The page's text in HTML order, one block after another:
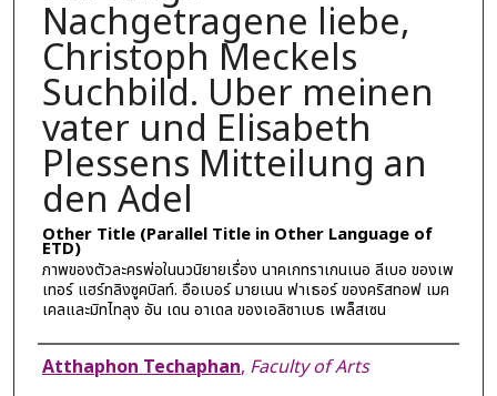
Nachgetragene liebe,
Christoph Meckels
Suchbild. Uber meinen
vater und Elisabeth
Plessens Mitteilung an
den Adel
Other Title (Parallel Title in Other Language of
ETD)
ภาพของตัวละครพ่อในนวนิยายเรื่อง นาคเกทราเกนเนอ ลีเบอ ของเพ
เทอร์ แฮร์ทลิงซูคบิลท์. อือเบอร์ มายเนน ฟาเธอร์ ของคริสทอฟ เมค
เคลและมิทไทลุง อัน เดน อาเดล ของเอลิซาเบธ เพล็สเซน
Author
Atthaphon Techaphan, Faculty of Arts